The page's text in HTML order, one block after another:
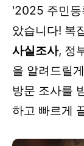
'2025 주민등
았습니다! 복
사실조사, 정
을 알려드릴
방문 조사를
하고 빠르게